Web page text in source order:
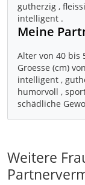
gutherzig ,
intelligent .
Meine
Alter von 40 bis
Groesse (cm)
intelligent ,
humorvoll ,
Weitere